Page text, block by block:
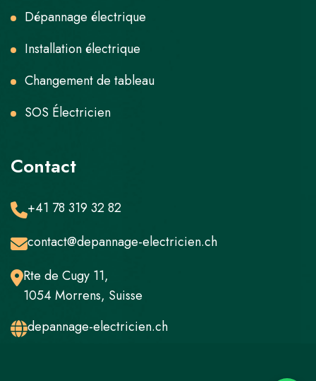
Dépannage électrique
Installation électrique
Changement de tableau
SOS Électricien
Contact
+41 78 319 32 82
contact@depannage-electricien.ch
Rte de Cugy 11,
1054 Morrens, Suisse
depannage-electricien.ch